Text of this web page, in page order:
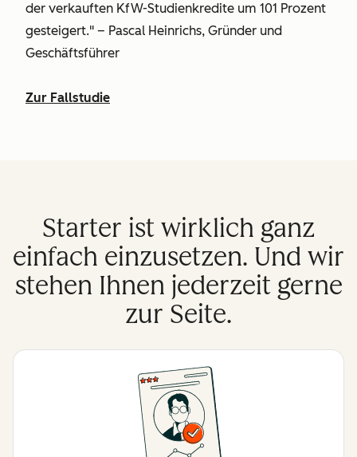
der verkauften KfW-Studienkredite um 101 Prozent
gesteigert." – Pascal Heinrichs, Gründer und
Geschäftsführer
Zur Fallstudie
Starter ist wirklich ganz
einfach einzusetzen. Und wir
stehen Ihnen jederzeit gerne
zur Seite.